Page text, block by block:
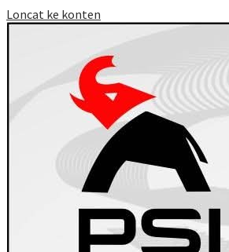
Loncat ke konten